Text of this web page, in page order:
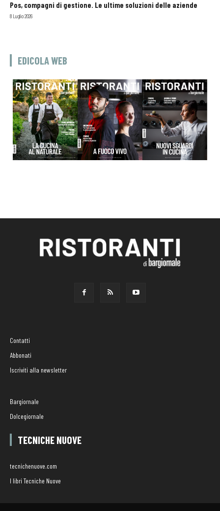
Pos, compagni di gestione. Le ultime soluzioni delle aziende
8 Luglio 2026
EDICOLA WEB
Contatti
Abbonati
Iscriviti alla newsletter
Bargiornale
Dolcegiornale
TECNICHE NUOVE
tecnichenuove.com
I libri Tecniche Nuove